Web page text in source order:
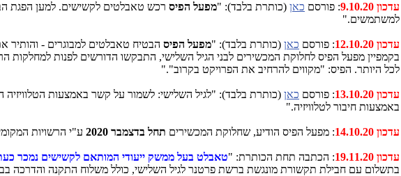
עדכון 9.10.20 : פורסם כאן (כותרת בלבד): "מפעל הפיס רכש טאבלטים לקשישים. למען הפגת
למשתמשים."
עדכון 12.10.20 : פורסם כאן (כותרת בלבד): "מפעל הפיס הבטיח טאבלטים למבוגרים - והותיר
לכל היותר. הפיס: "מקווים להרחיב את הפרויקט בקרוב"."
עדכון 13.10.20 : פורסם כאן (כותרת בלבד): "לגיל השלישי: לשמור על קשר באמצעות
באמצעות חיבור לטלוויזיה."
עדכון 14.10.20 : מפעל הפיס הודיע, שחלוקת המכשירים תחל בדצמבר 2020 ע"י הרשויות
עדכון 19.11.20 : הכתבה תחת הכותרת: "טאבלט בעל ממשק ייעודי המותאם לקשישים נמכר
בתשלום עם חבילת תקשורת מונגשת ברשת פרטנר לגיל השלישי, כולל משלוח התקנה והדרכה